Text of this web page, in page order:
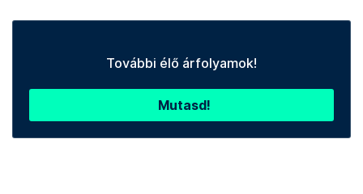
További élő árfolyamok!
Mutasd!